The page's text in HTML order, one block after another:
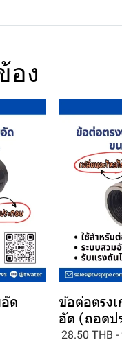
อง
ด
ข้อต่อตรง
อัด (ถอดป
28.50 THB -